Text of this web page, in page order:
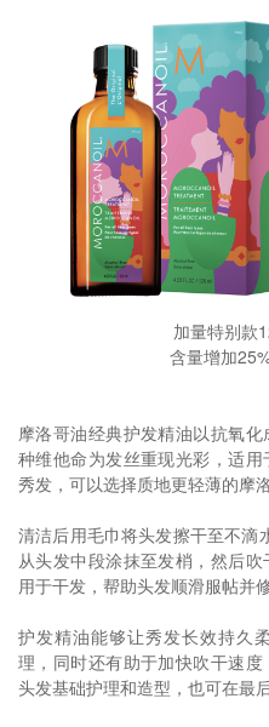
加量特别款
含量增加
摩洛哥油经典护发精油以抗氧
种维他命为发丝重现光彩，适
秀发，可以选择质地更轻薄的摩
清洁后用毛巾将头发擦干至不滴
从头发中段涂抹至发梢，然后
用于干发，帮助头发顺滑服帖并
护发精油能够让秀发长效持久
理，同时还有助于加快吹干速
头发基础护理和造型，也可在最